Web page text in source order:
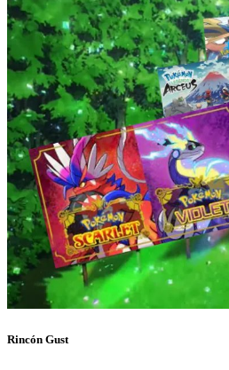
Rincón Gust